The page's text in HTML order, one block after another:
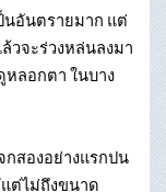
นอันตรายมาก แต่
วจะร่วงหล่นลงมา
ลอกตา ในบาง
กสองอย่างแรกปน
ต่ไม่ถึงขนาด